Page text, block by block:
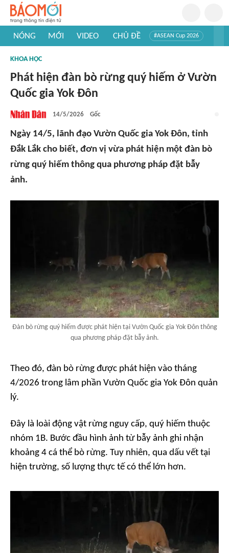
NÓNG MỚI VIDEO CHỦ ĐỀ #ASEAN Cup 2026
#Khám phá thế giới
KHOA HỌC
Phát hiện đàn bò rừng quý hiếm ở Vườn
Quốc gia Yok Đôn
14/5/2026 Gốc
Ngày 14/5, lãnh đạo Vườn Quốc gia Yok Đôn, tỉnh
Đắk Lắk cho biết, đơn vị vừa phát hiện một đàn bò
rừng quý hiếm thông qua phương pháp đặt bẫy
ảnh.
Đàn bò rừng quý hiếm được phát hiện tại Vườn Quốc gia Yok Đôn thông
qua phương pháp đặt bẫy ảnh.
Theo đó, đàn bò rừng được phát hiện vào tháng
4/2026 trong lâm phần Vườn Quốc gia Yok Đôn quản
lý.
Đây là loài động vật rừng nguy cấp, quý hiếm thuộc
nhóm 1B. Bước đầu hình ảnh từ bẫy ảnh ghi nhận
khoảng 4 cá thể bò rừng. Tuy nhiên, qua dấu vết tại
hiện trường, số lượng thực tế có thể lớn hơn.